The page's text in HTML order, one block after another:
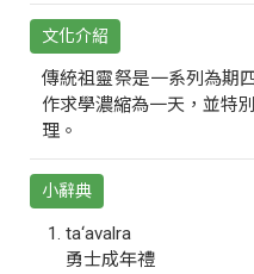
文化介紹
傳統祖靈祭是一系列為期
作求學濃縮為一天，並特
理。
小辭典
ta‘avalra
勇士成年禮